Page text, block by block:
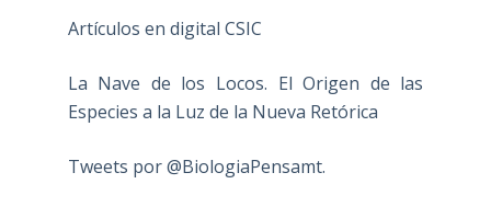
Artículos en digital CSIC
La Nave de los Locos. El Origen de las
Especies a la Luz de la Nueva Retórica
Tweets por @BiologiaPensamt.